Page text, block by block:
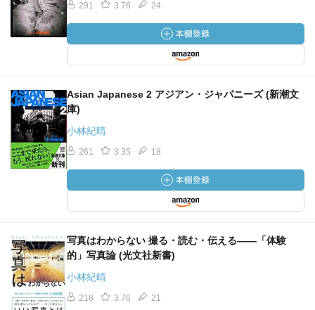
291 3.76 24
Asian Japanese 2 アジアン・ジャパニーズ (新潮文
庫)
小林紀晴
261 3.35 18
写真はわからない 撮る・読む・伝える――「体験
的」写真論 (光文社新書)
小林紀晴
218 3.76 21